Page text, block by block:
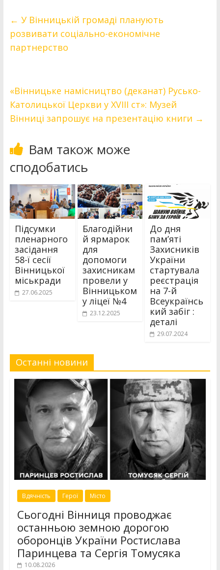
← У Вінницькій громаді планують
розвивати соціально-економічне
партнерство
«Вінницьке намісництво (деканат) Русько-
Католицької Церкви у XVIII ст»: Музей
Вінниці запрошує на презентацію книги →
Вам також може
сподобатись
Підсумки
пленарного
засідання
58-ї сесії
Вінницької
міськради
27.06.2025
Благодійни
й ярмарок
для
допомоги
захисникам
провели у
Вінницьком
у ліцеї №4
23.12.2025
До дня
пам’яті
Захисників
України
стартувала
реєстрація
на 7-й
Всеукраїнсь
кий забіг :
деталі
29.07.2024
Останні новини
Вдячність Герої Місто
Сьогодні Вінниця проводжає
останньою земною дорогою
оборонців України Ростислава
Паринцева та Сергія Томусяка
10.08.2026